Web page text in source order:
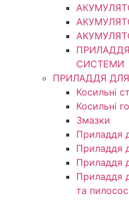
СИСТЕМИ
ПРИЛАДДЯ
Косильні
Косильні
Змазки
Приладдя
Приладдя
Приладдя
Приладдя
та